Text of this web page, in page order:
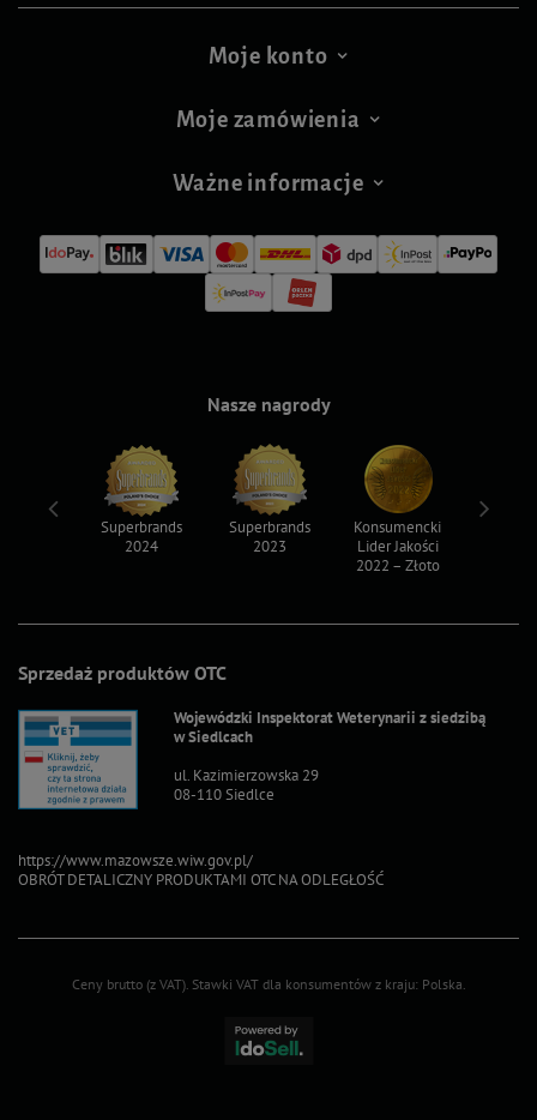
Moje konto
Moje zamówienia
Ważne informacje
Sprzedaż produktów OTC
Wojewódzki Inspektorat Weterynarii z siedzibą
w Siedlcach
ul. Kazimierzowska 29
08-110 Siedlce
https://www.mazowsze.wiw.gov.pl/
OBRÓT DETALICZNY PRODUKTAMI OTC NA ODLEGŁOŚĆ
Nasze nagrody
Superbrands
2024
Superbrands
2023
Konsumencki
Lider Jakości
2022 – Złoto
Ceny brutto (z VAT). Stawki VAT dla konsumentów z kraju: Polska.